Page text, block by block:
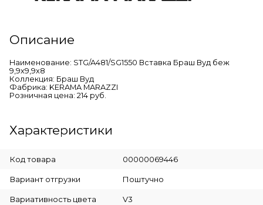
Описание
Наименование: STG/A481/SG1550 Вставка Браш Вуд беж
9,9х9,9х8
Коллекция: Браш Вуд
Фабрика: KERAMA MARAZZI
Розничная цена: 214 руб.
Характеристики
Код товара 00000069446
Вариант отгрузки Поштучно
Вариативность цвета V3